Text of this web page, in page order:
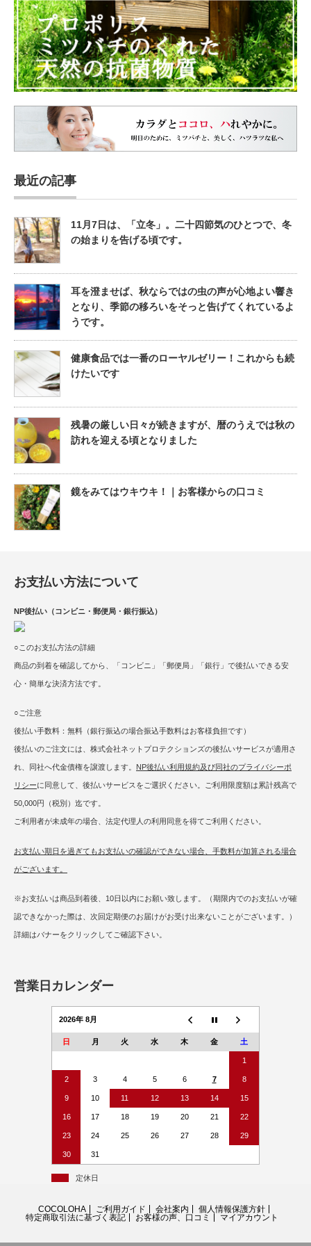
最近の記事
11月7日は、「立冬」。二十四節気のひとつで、冬
の始まりを告げる頃です。
耳を澄ませば、秋ならではの虫の声が心地よい響き
となり、季節の移ろいをそっと告げてくれているよ
うです。
健康食品では一番のローヤルゼリー！これからも続
けたいです
残暑の厳しい日々が続きますが、暦のうえでは秋の
訪れを迎える頃となりました
鏡をみてはウキウキ！｜お客様からの口コミ
お支払い方法について
NP後払い（コンビニ・郵便局・銀行振込）
○このお支払方法の詳細
商品の到着を確認してから、「コンビニ」「郵便局」「銀行」で後払いできる安
心・簡単な決済方法です。
○ご注意
後払い手数料：無料（銀行振込の場合振込手数料はお客様負担です）
後払いのご注文には、株式会社ネットプロテクションズの後払いサービスが適用さ
れ、同社へ代金債権を譲渡します。 NP後払い利用規約及び同社のプライバシーポ
リシーに同意して、後払いサービスをご選択ください。ご利用限度額は累計残高で
50,000円（税別）迄です。
ご利用者が未成年の場合、法定代理人の利用同意を得てご利用ください。
お支払い期日を過ぎてもお支払いの確認ができない場合、手数料が加算される場合
がございます。
※お支払いは商品到着後、10日以内にお願い致します。（期限内でのお支払いが確
認できなかった際は、次回定期便のお届けがお受け出来ないことがございます。）
詳細はバナーをクリックしてご確認下さい。
営業日カレンダー
2026年 8月
日 月 火 水 木 金 土
1
2 3 4 5 6 7 8
9 10 11 12 13 14 15
16 17 18 19 20 21 22
23 24 25 26 27 28 29
30 31
定休日
COCOLOHA ご利用ガイド 会社案内
個人情報保護方針
特定商取引法に基づく表記
お客様の声、口コミ マイアカウント